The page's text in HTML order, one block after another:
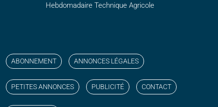
Hebdomadaire Technique Agricole
ABONNEMENT ANNONCES LÉGALES
PETITES ANNONCES PUBLICITÉ CONTACT